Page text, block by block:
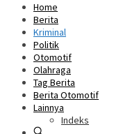
Home
Berita
Kriminal
Politik
Otomotif
Olahraga
Tag Berita
Berita Otomotif
Lainnya
Indeks